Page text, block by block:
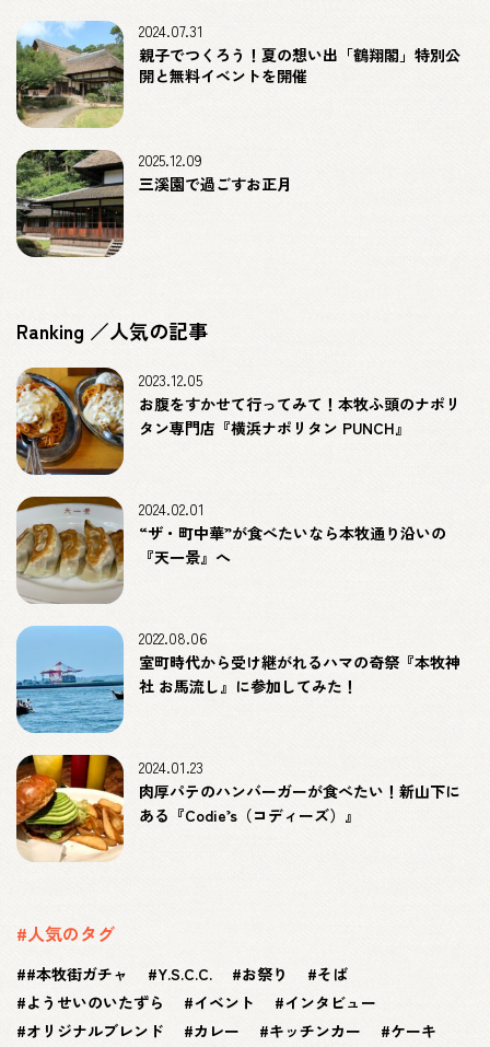
親子でつくろう！夏の想い出「鶴翔閣」特別公
開と無料イベントを開催
2024.07.31
三溪園で過ごすお正月
2025.12.09
Ranking ／人気の記事
お腹をすかせて行ってみて！本牧ふ頭のナポリ
タン専門店『横浜ナポリタン PUNCH』
2023.12.05
“ザ・町中華”が食べたいなら本牧通り沿いの
『天一景』へ
2024.02.01
室町時代から受け継がれるハマの奇祭『本牧神
社 お馬流し』に参加してみた！
2022.08.06
肉厚パテのハンバーガーが食べたい！新山下に
ある『Codie’s（コディーズ）』
2024.01.23
#人気のタグ
#本牧街ガチャ Y.S.C.C. お祭り
そば
ようせいのいたずら
イベント
インタビュー
オリジナルブレンド
カレー キッチンカー ケーキ